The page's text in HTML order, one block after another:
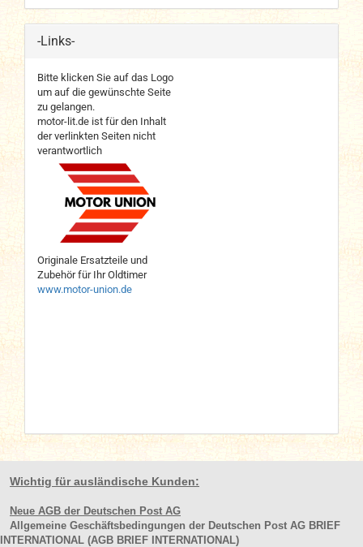
-Links-
Bitte klicken Sie auf das Logo
um auf die gewünschte Seite
zu gelangen.
motor-lit.de ist für den Inhalt
der verlinkten Seiten nicht
verantwortlich
Originale Ersatzteile und
Zubehör für Ihr Oldtimer
www.motor-union.de
Wichtig für ausländische Kunden:
Neue AGB der Deutschen Post AG
Allgemeine Geschäftsbedingungen der Deutschen Post AG BRIEF
INTERNATIONAL (AGB BRIEF INTERNATIONAL)